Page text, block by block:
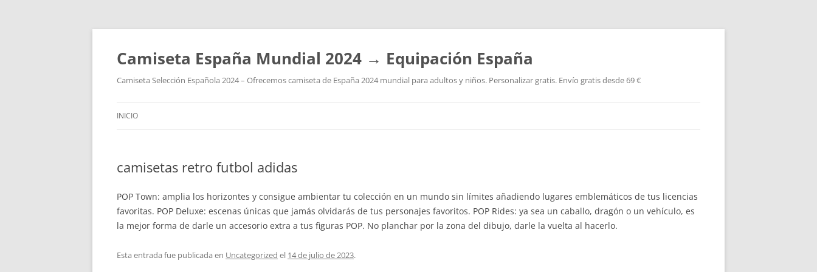
Camiseta España Mundial 2024 → Equipación España
Camiseta Selección Española 2024 – Ofrecemos camiseta de España 2024 mundial para adultos y niños. Personalizar gratis. Envío gratis desde 69 €
INICIO
camisetas retro futbol adidas
POP Town: amplia los horizontes y consigue ambientar tu colección en un mundo sin límites añadiendo lugares emblemáticos de tus licencias
favoritas. POP Deluxe: escenas únicas que jamás olvidarás de tus personajes favoritos. POP Rides: ya sea un caballo, dragón o un vehículo, es
la mejor forma de darle un accesorio extra a tus figuras POP. No planchar por la zona del dibujo, darle la vuelta al hacerlo.
Esta entrada fue publicada en Uncategorized el 14 de julio de 2023.